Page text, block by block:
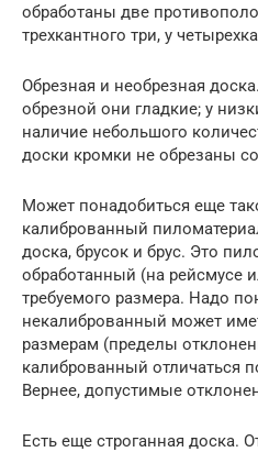
обработаны две
трехкантного три, у
Обрезная и необрезная
обрезной они гладкие; у
наличие небольшого
доски кромки не обрезаны
Может понадобиться еще
калиброванный
доска, брусок и брус. Это
обработанный (на рейсмусе
требуемого размера. Надо
некалиброванный может
размерам (пределы
калиброванный отличаться
Вернее, допустимые
Есть еще строганная доска.